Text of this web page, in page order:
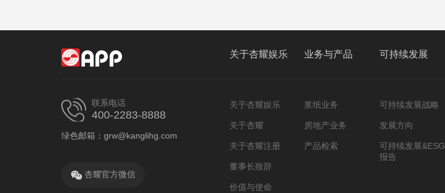
联系电话
400-2283-8888
绿色邮箱：grw@kanglihg.com
杏耀官方微信
关于杏耀娱乐
关于杏耀娱乐
关于杏耀
关于杏耀注册
董事长致辞
价值与使命
业务与产品
浆纸业务
房地产业务
产品检索
可持续发展
可持续发展战略
发展方向
可持续发展&ESG
报告